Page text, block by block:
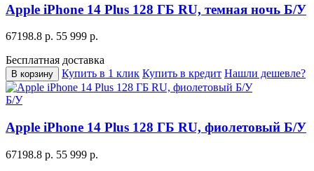
Apple iPhone 14 Plus 128 ГБ RU, темная ночь Б/У
67198.8 р. 55 999 р.
Бесплатная доставка
В корзину Купить в 1 клик Купить в кредит Нашли дешевле?
Б/У
Apple iPhone 14 Plus 128 ГБ RU, фиолетовый Б/У
67198.8 р. 55 999 р.